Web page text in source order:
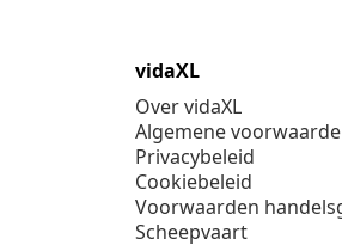
vidaXL
Over vidaXL
Algemene
Privacybeleid
Cookiebeleid
Voorwaarden
Scheepvaart